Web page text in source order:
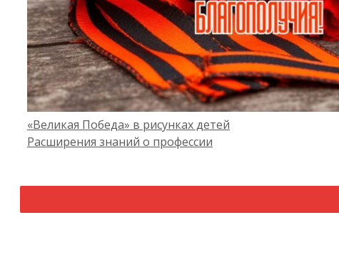
«Великая Победа» в рисунках детей
Расширения знаний о профессии